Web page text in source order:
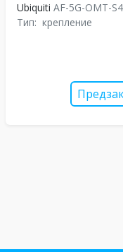
Ubiquiti AF-5G-OMT-
Тип: крепление